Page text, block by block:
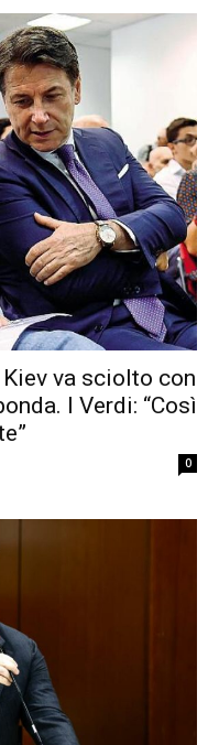
Kiev va sciolto con
I Verdi: “Così
0